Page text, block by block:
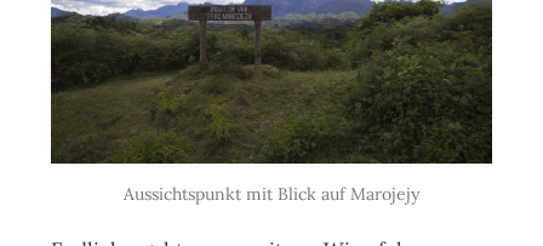
Aussichtspunkt mit Blick auf Marojejy